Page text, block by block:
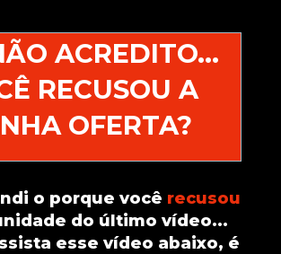
ACREDITO...
RECUSOU A
OFERTA?
o porque você recusou
do último vídeo...
esse vídeo abaixo, é